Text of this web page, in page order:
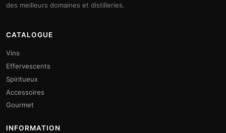
des meilleurs domaines et distilleries.
CATALOGUE
Vins
Effervescents
Spiritueux
Accessoires
Gourmet
INFORMATION